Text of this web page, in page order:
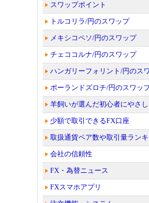
スワップポイント
トルコリラ/円のスワップ
メキシコペソ/円のスワップ
チェココルナ/円のスワップ
ハンガリーフォリント/円のス
ポーランドズロチ/円のスワッ
羊飼いが選んだ初心者にやさ
少額で取引できるFX口座
取扱通貨ペア数や取引量ラン
会社の信頼性
FX・為替ニュース
FXスマホアプリ